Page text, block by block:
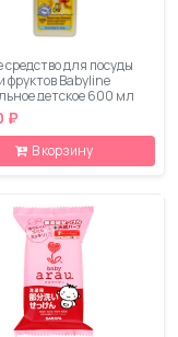
для посуды
фруктов Babyline
детское 600 мл
₽
В корзину